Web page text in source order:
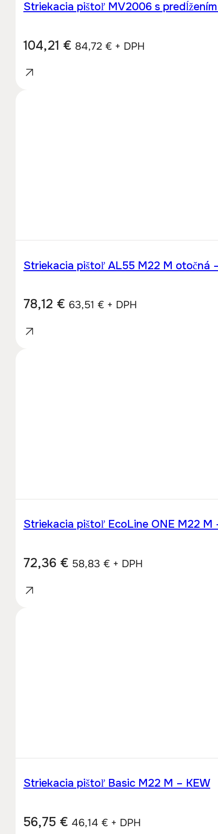
Striekacia pištoľ MV2006 s
104,21 € 84,72 € + DPH
Striekacia pištoľ AL55 M22 M otočná
78,12 € 63,51 € + DPH
Striekacia pištoľ EcoLine ONE M22 M
72,36 € 58,83 € + DPH
Striekacia pištoľ Basic M22 M – KEW
56,75 € 46,14 € + DPH